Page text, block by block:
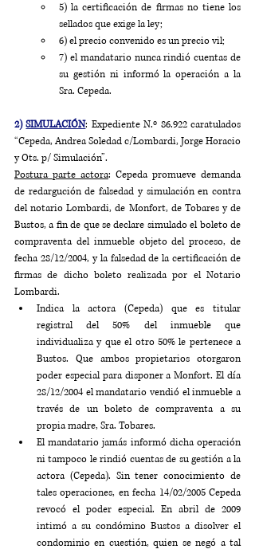
5) la certificación de firmas no tiene los
sellados que exige la ley;
6) el precio convenido es un precio vil;
7) el mandatario nunca rindió cuentas de
su gestión ni informó la operación a la
Sra. Cepeda.
2) SIMULACIÓN: Expediente N.º 86.922 caratulados
“Cepeda, Andrea Soledad c/Lombardi, Jorge Horacio
y Ots. p/ Simulación”.
Postura parte actora: Cepeda promueve demanda
de redargución de falsedad y simulación en contra
del notario Lombardi, de Monfort, de Tobares y de
Bustos, a fin de que se declare simulado el boleto de
compraventa del inmueble objeto del proceso, de
fecha 28/12/2004, y la falsedad de la certificación de
firmas de dicho boleto realizada por el Notario
Lombardi.
Indica la actora (Cepeda) que es titular
registral del 50% del inmueble que
individualiza y que el otro 50% le pertenece a
Bustos. Que ambos propietarios otorgaron
poder especial para disponer a Monfort. El día
28/12/2004 el mandatario vendió el inmueble a
través de un boleto de compraventa a su
propia madre, Sra. Tobares.
El mandatario jamás informó dicha operación
ni tampoco le rindió cuentas de su gestión a la
actora (Cepeda). Sin tener conocimiento de
tales operaciones, en fecha 14/02/2005 Cepeda
revocó el poder especial. En abril de 2009
intimó a su condómino Bustos a disolver el
condominio en cuestión, quien se negó a tal